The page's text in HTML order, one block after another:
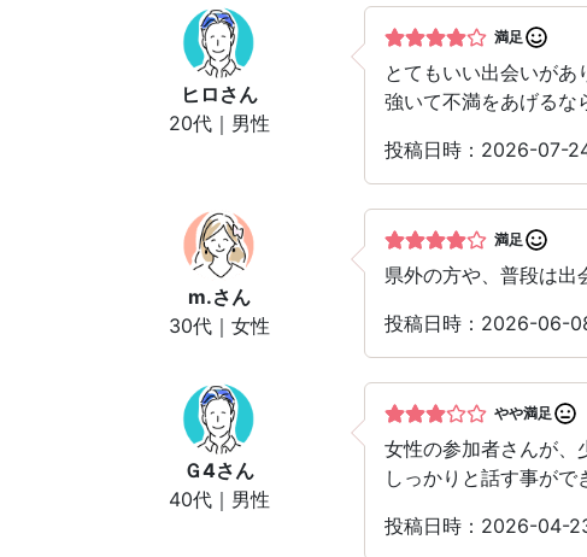
ヒロ さん
20代｜男性
満足
とてもいい出会いがあ
強いて不満をあげるな
投稿日時：2026-07-
m.さん
30代｜女性
満足
県外の方や、普段は出
投稿日時：2026-06-
Ｇ4さん
40代｜男性
やや満足
女性の参加者さんが、
しっかりと話す事がで
投稿日時：2026-04-23